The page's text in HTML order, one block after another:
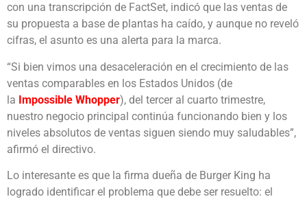
con una transcripción de FactSet, indicó que las ventas de
su propuesta a base de plantas ha caído, y aunque no reveló
cifras, el asunto es una alerta para la marca.
“Si bien vimos una desaceleración en el crecimiento de las
ventas comparables en los Estados Unidos (de
la Impossible Whopper), del tercer al cuarto trimestre,
nuestro negocio principal continúa funcionando bien y los
niveles absolutos de ventas siguen siendo muy saludables”,
afirmó el directivo.
Lo interesante es que la firma dueña de Burger King ha
logrado identificar el problema que debe ser resuelto: el